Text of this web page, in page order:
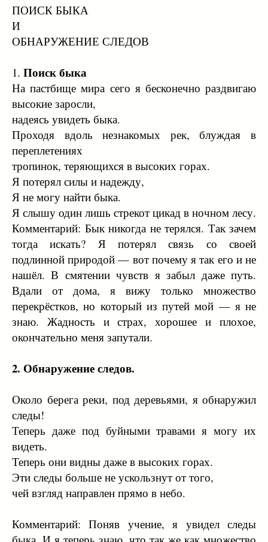
ПОИСК БЫКА
И
ОБНАРУЖЕНИЕ СЛЕДОВ
1. Поиск быка
На пастбище мира сего я бесконечно раздвигаю
высокие заросли,
надеясь увидеть быка.
Проходя вдоль незнакомых рек, блуждая в
переплетениях
тропинок, теряющихся в высоких горах.
Я потерял силы и надежду,
Я не могу найти быка.
Я слышу один лишь стрекот цикад в ночном лесу.
Комментарий: Бык никогда не терялся. Так зачем
тогда искать? Я потерял связь со своей
подлинной природой — вот почему я так его и не
нашёл. В смятении чувств я забыл даже путь.
Вдали от дома, я вижу только множество
перекрёстков, но который из путей мой — я не
знаю. Жадность и страх, хорошее и плохое,
окончательно меня запутали.
2. Обнаружение следов.
Около берега реки, под деревьями, я обнаружил
следы!
Теперь даже под буйными травами я могу их
видеть.
Теперь они видны даже в высоких горах.
Эти следы больше не ускользнут от того,
чей взгляд направлен прямо в небо.
Комментарий: Поняв учение, я увидел следы